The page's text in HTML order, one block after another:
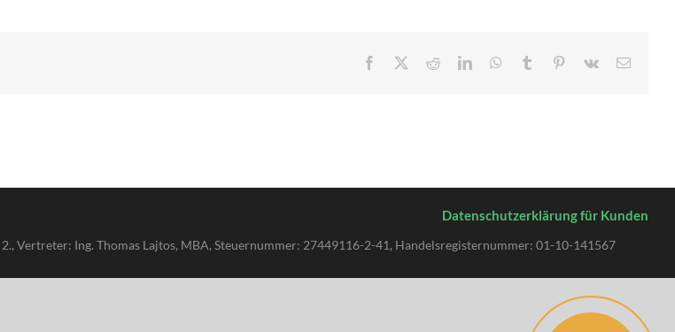
Facebook RedditLinkedInWhatsApp
Tumblr Pinterest
Vk
E-
Datenschutzerklärung für Kunden
Vertreter: Ing. Thomas Lajtos, MBA, Steuernummer: 27449116-2-41, Handelsregisternummer: 01-10-141567